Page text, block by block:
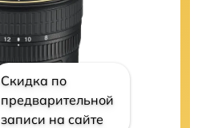
Скидка по
предварительной
записи на сайте